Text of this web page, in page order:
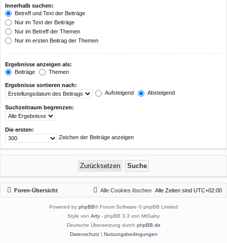
Innerhalb suchen:
Betreff und Text der Beiträge
Nur im Text der Beiträge
Nur im Betreff der Themen
Nur im ersten Beitrag der Themen
Ergebnisse anzeigen als:
Beiträge
Themen
Ergebnisse sortieren nach:
Aufsteigend
Absteigend
Suchzeitraum begrenzen:
Die ersten:
Zeichen der Beiträge anzeigen
Foren-Übersicht Alle Zeiten sind UTC+02:00
Alle Cookies löschen
Powered by phpBB® Forum Software © phpBB Limited
Style von Arty - phpBB 3.3 von MrGaby
Deutsche Übersetzung durch phpBB.de
Datenschutz| Nutzungsbedingungen